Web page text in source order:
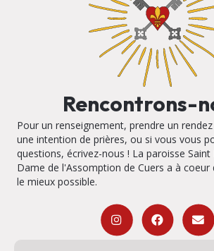
Rencontrons-
Pour un renseignement, prendre un
une intention de prières, ou si vous vous
questions, écrivez-nous ! La paroisse
Dame de l'Assomption de Cuers a à coeur
le mieux possible.